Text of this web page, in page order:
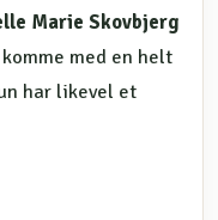
Marie Skovbjerg
med en helt
har likevel et